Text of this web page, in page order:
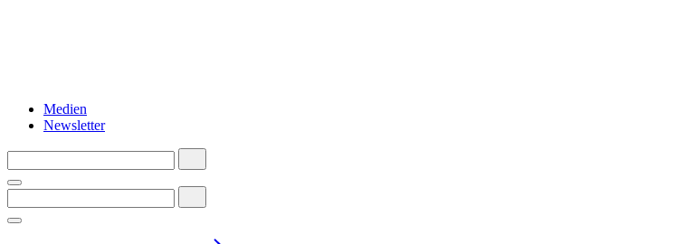
Medien
Newsletter